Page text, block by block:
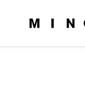
JENNIE